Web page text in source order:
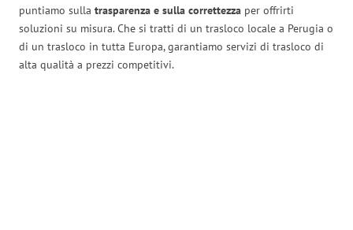
puntiamo sulla trasparenza e sulla correttezza per offrirti
soluzioni su misura. Che si tratti di un trasloco locale a Perugia o
di un trasloco in tutta Europa, garantiamo servizi di trasloco di
alta qualità a prezzi competitivi.